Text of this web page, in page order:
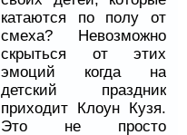
катаются по полу от
смеха? Невозможно
скрыться от этих
эмоций когда на
детский праздник
приходит Клоун Кузя.
Это не просто